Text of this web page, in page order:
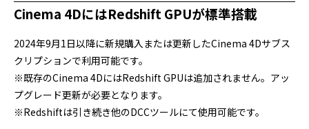
Cinema 4DにはRedshift GPUが標準搭載
2024年9月1日以降に新規購入または更新したCinema 4Dサブス
クリプションで利用可能です。
※既存のCinema 4DにはRedshift GPUは追加されません。アッ
プグレード更新が必要となります。
※Redshiftは引き続き他のDCCツールにて使用可能です。